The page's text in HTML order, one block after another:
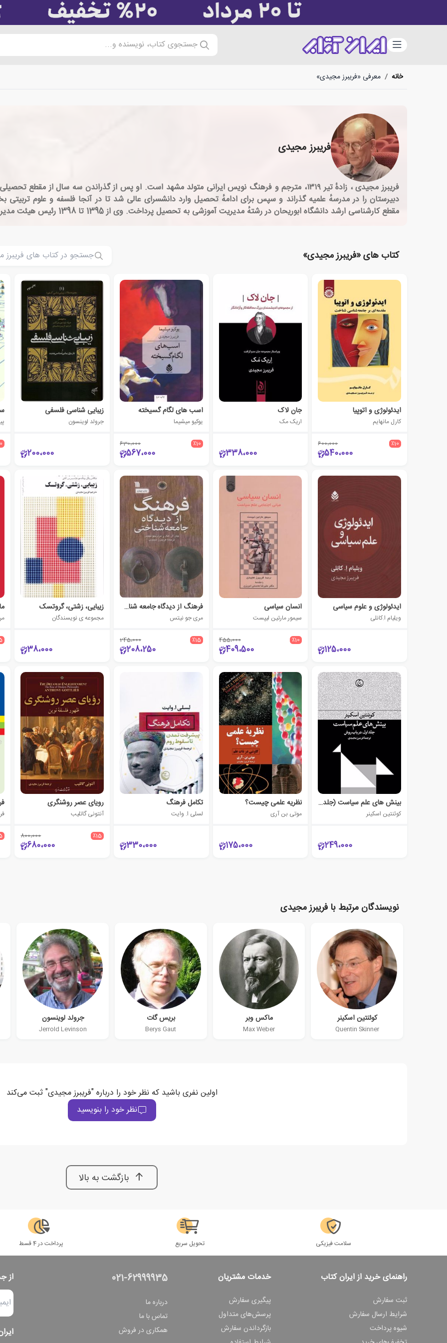
دسته‌بندی جستجوی کتاب، نویسنده و...
خانه / معرفی «فریبرز مجیدی»
فریبرز مجیدی
فریبرز مجیدی ، زادهٔ تیر ۱۳۱۹، مترجم و فرهنگ ‌نویس ایرانی متولد مشهد است. او پس از گذراندن سه سال از
دبیرستان را در مدرسهٔ علمیه گذراند و سپس برای ادامهٔ تحصیل وارد دانشسرای عالی شد تا در آنجا فلسفه و علوم
مقطع کارشناسی ارشد دانشگاه ابوریحان در رشتهٔ مدیریت آموزشی به تحصیل پرداخت. وی از 1395 تا 1398 رئیس هیئت مدیره انجمن صنفی ویراستاران تهران بود.
کتاب های «فریبرز مجیدی»
ایدئولوژی و اتوپیا
کارل مانهایم
٪10 600،000
540،000
جان لاک
اریک مک
338،000
اسب های لگام گسیخته
یوکیو میشیما
٪10 630،000
567،000
زیبایی شناسی فلسفی
جرولد لوینسون
200،000
ایدئولوژی و علوم سیاسی
ویلیام ا.کانلی
125،000
انسان سیاسی
سیمور مارتین لیپست
٪10 455،000
409،500
فرهنگ از دیدگاه جامعه شناختی
مری جو نیتس
٪15 245،000
208،250
زیبایی، زشتی، گروتسک
مجموعه ی نویسندگان
38،000
بینش های علم سیاست (جلد اول)
کوئنتین اسکینر
249،000
نظریه علمی چیست؟
موتی بن آری
175،000
تکامل فرهنگ
لسلی ا. وایت
330،000
رویای عصر روشنگری
آنتونی گاتلیب
٪15 800،000
680،000
نویسندگان مرتبط با فریبرز مجیدی
کوئنتین اسکینر
Quentin Skinner
ماکس وبر
Max Weber
بریس گات
Berys Gaut
جرولد لوینسون
Jerrold Levinson
اولین نفری باشید که نظر خود را درباره "فریبرز مجیدی" ثبت می‌کند
نظر خود را بنویسید
بازگشت به بالا
سلامت فیزیکی تحویل سریع پرداخت در 4 قسط
راهنمای خرید از ایران کتاب
ثبت سفارش
شرایط ارسال سفارش
شیوه پرداخت
خدمات مشتریان
پیگیری سفارش
پرسش‌های متداول
بازگرداندن سفارش
021-62999935
درباره ما
تماس با ما
همکاری در فروش
از